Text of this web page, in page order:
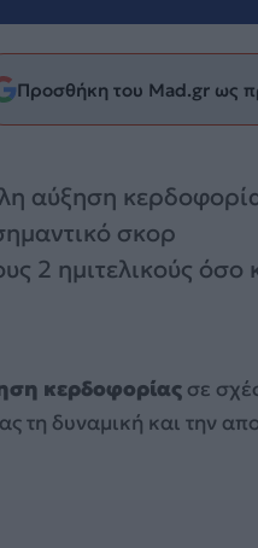
Προσθήκη του Mad.gr ως
αύξηση
σκορ
2 ημιτελικούς όσο
κερδοφορίας σε
τη δυναμική και την